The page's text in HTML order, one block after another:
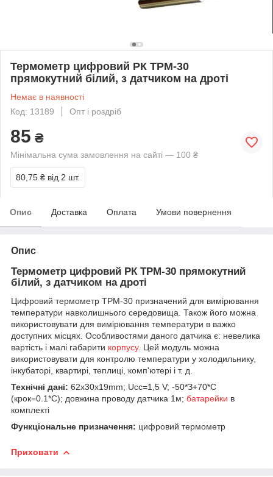
Термометр цифровий РК TPM-30
прямокутний білий, з датчиком на дроті
Немає в наявності
Код: 13189
Опт і роздріб
85 ₴
Мінімальна сума замовлення на сайті — 100 ₴
80,75 ₴ від 2 шт.
Опис Доставка Оплата Умови повернення
Опис
Термометр цифровий РК TPM-30 прямокутний
білий, з датчиком на дроті
Цифровий термометр TPM-30 призначений для вимірювання
температури навколишнього середовища. Також його можна
використовувати для вимірювання температури в важко
доступних місцях. Особливостями даного датчика є: невелика
вартість і малі габарити корпусу. Цей модуль можна
використовувати для контролю температури у холодильнику,
інкубаторі, квартирі, теплиці, комп'ютері і т. д.
Технічні дані: 62x30x19mm; Ucc=1,5 V; -50*З+70*С
(крок=0.1*C); довжина проводу датчика 1м; батарейки в
комплекті
Функціональне призначення: цифровий термометр
Приховати